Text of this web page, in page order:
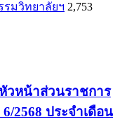
รมวิทยาลัยฯ 2,753
วหน้าส่วนราชการ
2568 ประจำเดือน